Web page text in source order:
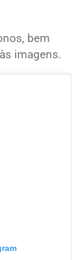
bem
imagens.